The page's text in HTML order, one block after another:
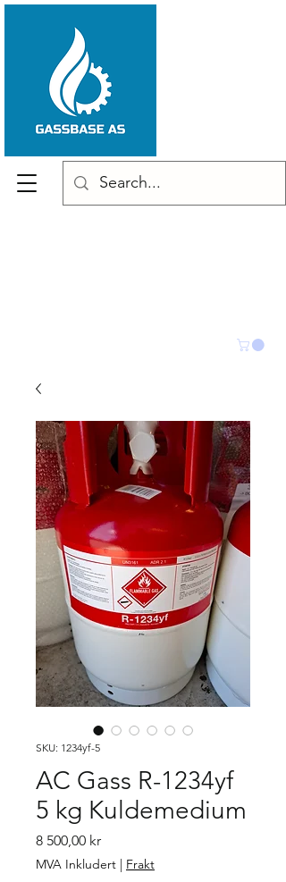
SKU: 1234yf-5
AC Gass R-1234yf
5 kg Kuldemedium
8 500,00 krPris
MVA Inkludert | Frakt